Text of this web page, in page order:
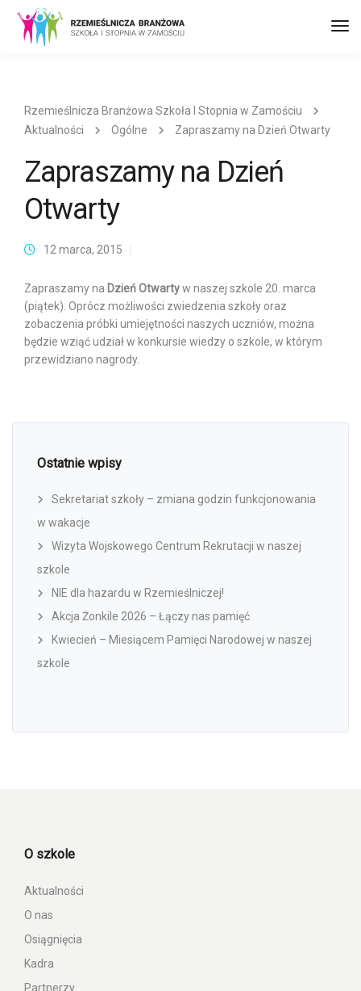
Rzemieślnicza Branżowa Szkoła I Stopnia w Zamościu
Aktualności
Ogólne Zapraszamy na Dzień Otwarty
Zapraszamy na Dzień
Otwarty
12 marca, 2015
Zapraszamy na Dzień Otwartyw naszej szkole 20. marca
(piątek). Oprócz możliwości zwiedzenia szkoły oraz
zobaczenia próbki umiejętności naszych uczniów, można
będzie wziąć udział w konkursie wiedzy o szkole, w którym
przewidziano nagrody.
Ostatnie wpisy
Sekretariat szkoły – zmiana godzin funkcjonowania
w wakacje
Wizyta Wojskowego Centrum Rekrutacji w naszej
szkole
NIE dla hazardu w Rzemieślniczej!
Akcja Żonkile 2026 – Łączy nas pamięć
Kwiecień – Miesiącem Pamięci Narodowej w naszej
szkole
O szkole
Aktualności
O nas
Osiągnięcia
Kadra
Partnerzy